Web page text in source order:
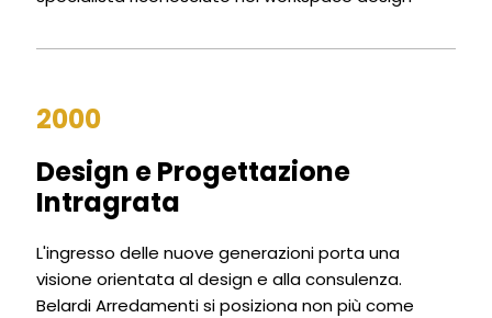
2000
Design e Progettazione
Intragrata
L'ingresso delle nuove generazioni porta una
visione orientata al design e alla consulenza.
Belardi Arredamenti si posiziona non più come